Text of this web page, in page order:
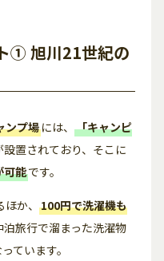
① 旭川21世紀の
ンプ場には、「キャンピ
設置されており、そこに
可能です。
ほか、100円で洗濯機も
泊旅行で溜まった洗濯物
ています。